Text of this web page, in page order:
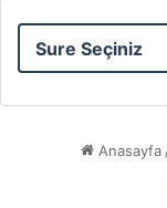
Sure
Ayet
Anasayfa